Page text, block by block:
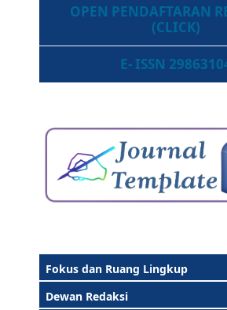
OPEN PENDAFTARAN
(CLICK)
E- ISSN
Fokus dan Ruang Lingkup
Dewan Redaksi